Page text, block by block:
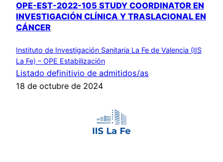
OPE-EST-2022-105 STUDY COORDINATOR EN
INVESTIGACIÓN CLÍNICA Y TRASLACIONAL EN
CÁNCER
Instituto de Investigación Sanitaria La Fe de Valencia (IIS
La Fe) – OPE Estabilización
Listado definitivio de admitidos/as
18 de octubre de 2024